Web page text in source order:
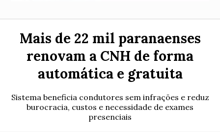
Mais de 22 mil paranaenses
renovam a CNH de forma
automática e gratuita
Sistema beneficia condutores sem infrações e reduz
burocracia, custos e necessidade de exames
presenciais